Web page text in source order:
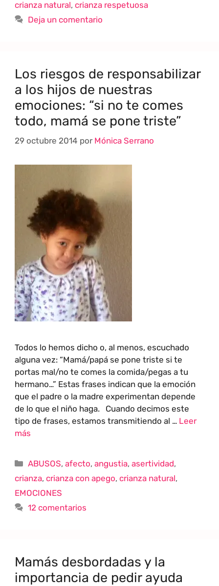
crianza natural, crianza respetuosa
Deja un comentario
Los riesgos de responsabilizar
a los hijos de nuestras
emociones: “si no te comes
todo, mamá se pone triste”
29 octubre 2014 por Mónica Serrano
Todos lo hemos dicho o, al menos, escuchado
alguna vez: “Mamá/papá se pone triste si te
portas mal/no te comes la comida/pegas a tu
hermano…” Estas frases indican que la emoción
que el padre o la madre experimentan depende
de lo que el niño haga. Cuando decimos este
tipo de frases, estamos transmitiendo al … Leer
más
ABUSOS,afecto,angustia,asertividad,
crianza, crianza con apego, crianza natural,
EMOCIONES
12 comentarios
Mamás desbordadas y la
importancia de pedir ayuda